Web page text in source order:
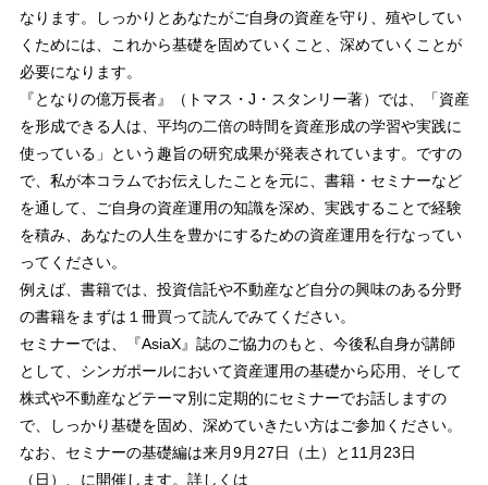
なります。しっかりとあなたがご自身の資産を守り、殖やしてい
くためには、これから基礎を固めていくこと、深めていくことが
必要になります。
『となりの億万長者』（トマス・J・スタンリー著）では、「資産
を形成できる人は、平均の二倍の時間を資産形成の学習や実践に
使っている」という趣旨の研究成果が発表されています。ですの
で、私が本コラムでお伝えしたことを元に、書籍・セミナーなど
を通して、ご自身の資産運用の知識を深め、実践することで経験
を積み、あなたの人生を豊かにするための資産運用を行なってい
ってください。
例えば、書籍では、投資信託や不動産など自分の興味のある分野
の書籍をまずは１冊買って読んでみてください。
セミナーでは、『AsiaX』誌のご協力のもと、今後私自身が講師
として、シンガポールにおいて資産運用の基礎から応用、そして
株式や不動産などテーマ別に定期的にセミナーでお話しますの
で、しっかり基礎を固め、深めていきたい方はご参加ください。
なお、セミナーの基礎編は来月9月27日（土）と11月23日
（日）、に開催します。詳しくは